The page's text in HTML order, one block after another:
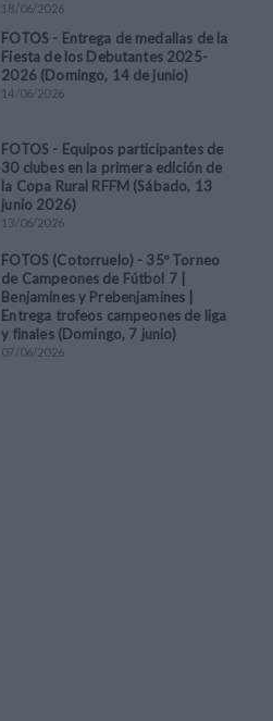
18/06/2026
FOTOS - Entrega de medallas de la
Fiesta de los Debutantes 2025-
2026 (Domingo, 14 de junio)
14/06/2026
FOTOS - Equipos participantes de
30 clubes en la primera edición de
la Copa Rural RFFM (Sábado, 13
junio 2026)
13/06/2026
FOTOS (Cotorruelo) - 35º Torneo
de Campeones de Fútbol 7 |
Benjamines y Prebenjamines |
Entrega trofeos campeones de liga
y finales (Domingo, 7 junio)
07/06/2026